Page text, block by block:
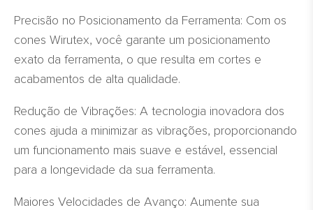
Precisão no Posicionamento da Ferramenta: Com os
cones Wirutex, você garante um posicionamento
exato da ferramenta, o que resulta em cortes e
acabamentos de alta qualidade.
Redução de Vibrações: A tecnologia inovadora dos
cones ajuda a minimizar as vibrações, proporcionando
um funcionamento mais suave e estável, essencial
para a longevidade da sua ferramenta.
Maiores Velocidades de Avanço: Aumente sua